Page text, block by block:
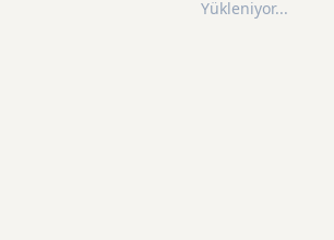
Yükleniyor...